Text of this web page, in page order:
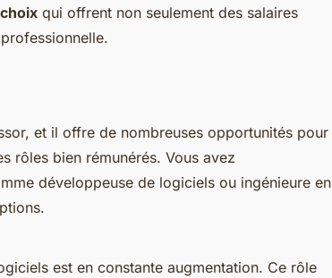
qui offrent non seulement des salaires
et il offre de nombreuses opportunités pour
rôles bien rémunérés. Vous avez
développeuse de logiciels ou ingénieure en
est en constante augmentation. Ce rôle